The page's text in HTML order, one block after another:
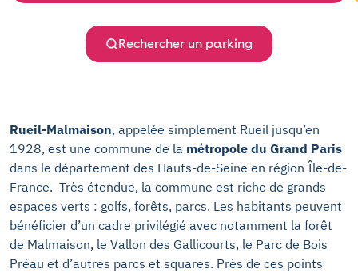
Rechercher un parking
Rueil-Malmaison, appelée simplement Rueil jusqu’en
1928, est une commune de la métropole du Grand Paris
dans le département des Hauts-de-Seine en région Île-de-
France. Très étendue, la commune est riche de grands
espaces verts : golfs, forêts, parcs. Les habitants peuvent
bénéficier d’un cadre privilégié avec notamment la forêt
de Malmaison, le Vallon des Gallicourts, le Parc de Bois
Préau et d’autres parcs et squares. Près de ces points